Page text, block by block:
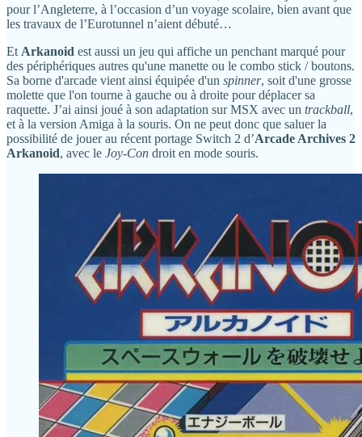
pour l’Angleterre, à l’occasion d’un voyage scolaire, bien avant que
les travaux de l’Eurotunnel n’aient débuté…
Et Arkanoid est aussi un jeu qui affiche un penchant marqué pour
des périphériques autres qu'une manette ou le combo stick / boutons.
Sa borne d'arcade vient ainsi équipée d'un spinner, soit d'une grosse
molette que l'on tourne à gauche ou à droite pour déplacer sa
raquette. J’ai ainsi joué à son adaptation sur MSX avec un trackball,
et à la version Amiga à la souris. On ne peut donc que saluer la
possibilité de jouer au récent portage Switch 2 d’Arcade Archives 2
Arkanoid, avec le Joy-Con droit en mode souris.